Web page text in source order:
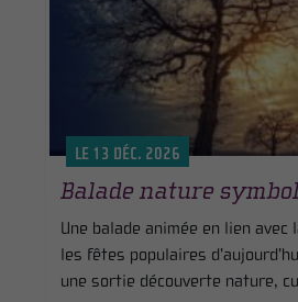
LE 13 DÉC. 2026
Balade nature
Une balade animée en lien
les fêtes populaires
une sortie découverte nature,